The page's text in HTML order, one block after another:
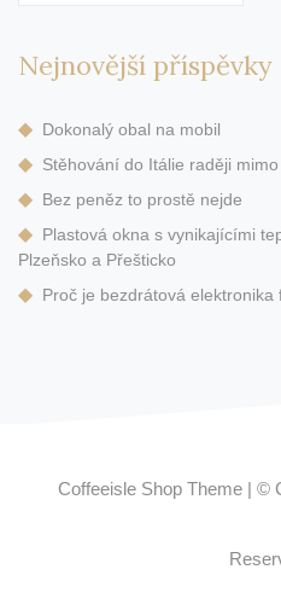
Nejnovější příspěvky
Dokonalý obal na mobil
Stěhování do Itálie raději
Bez peněz to prostě nejde
Plastová okna s vynikajícími
Plzeňsko a Přešticko
Proč je bezdrátová elektronika
Coffeeisle Shop Theme | ©